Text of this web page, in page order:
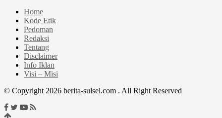
Home
Kode Etik
Pedoman
Redaksi
Tentang
Disclaimer
Info Iklan
Visi – Misi
© Copyright 2026 berita-sulsel.com . All Right Reserved